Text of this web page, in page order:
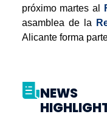
próximo martes al
asamblea de la
Alicante forma
NEWS